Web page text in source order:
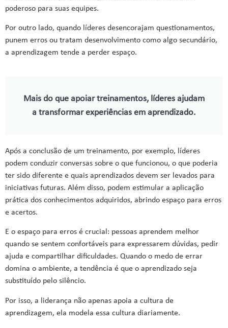
poderoso para suas equipes.
Por outro lado, quando líderes desencorajam questionamentos,
punem erros ou tratam desenvolvimento como algo secundário,
a aprendizagem tende a perder espaço.
Mais do que apoiar treinamentos, líderes ajudam
a transformar experiências em aprendizado.
Após a conclusão de um treinamento, por exemplo, líderes
podem conduzir conversas sobre o que funcionou, o que poderia
ter sido diferente e quais aprendizados devem ser levados para
iniciativas futuras. Além disso, podem estimular a aplicação
prática dos conhecimentos adquiridos, abrindo espaço para erros
e acertos.
E o espaço para erros é crucial: pessoas aprendem melhor
quando se sentem confortáveis para expressarem dúvidas, pedir
ajuda e compartilhar dificuldades. Quando o medo de errar
domina o ambiente, a tendência é que o aprendizado seja
substituído pelo silêncio.
Por isso, a liderança não apenas apoia a cultura de
aprendizagem, ela modela essa cultura diariamente.